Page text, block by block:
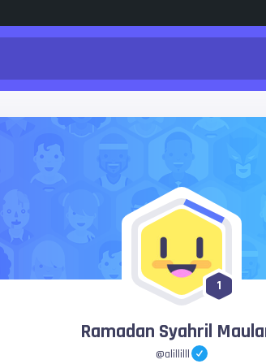
1
Ramadan Syahril
@alillilll